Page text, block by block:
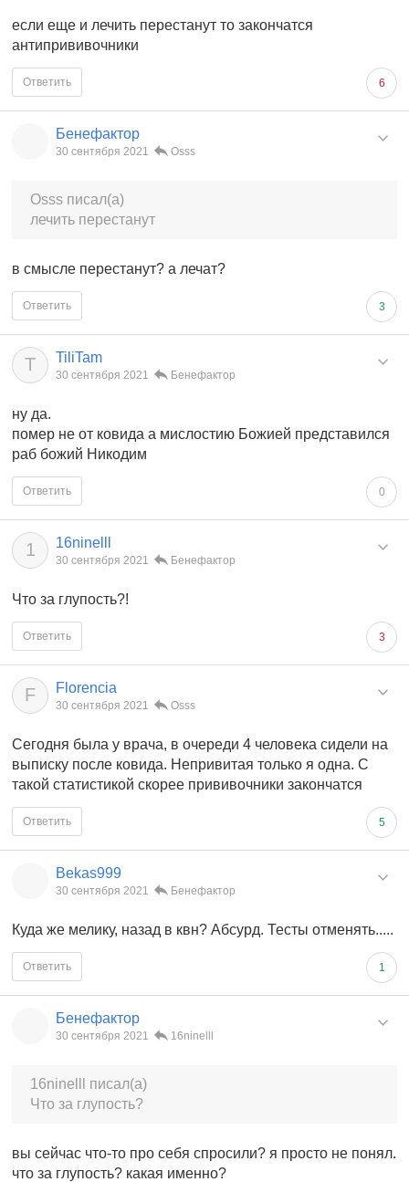
если еще и лечить перестанут то закончатся
антипрививочники
6
Ответить
Бенефактор
30 сентября 2021 Osss
Osss писал(а)
лечить перестанут
в смысле перестанут? а лечат?
3
Ответить
T TiliTam
30 сентября 2021 Бенефактор
ну да.
помер не от ковида а мислостию Божией представился
раб божий Никодим
0
Ответить
1 16ninelll
30 сентября 2021 Бенефактор
Что за глупость?!
3
Ответить
F Florencia
30 сентября 2021 Osss
Сегодня была у врача, в очереди 4 человека сидели на
выписку после ковида. Непривитая только я одна. С
такой статистикой скорее прививочники закончатся
5
Ответить
Bekas999
30 сентября 2021 Бенефактор
Куда же мелику, назад в квн? Абсурд. Тесты отменять.....
1
Ответить
Бенефактор
30 сентября 2021 16ninelll
16ninelll писал(а)
Что за глупость?
вы сейчас что-то про себя спросили? я просто не понял.
что за глупость? какая именно?